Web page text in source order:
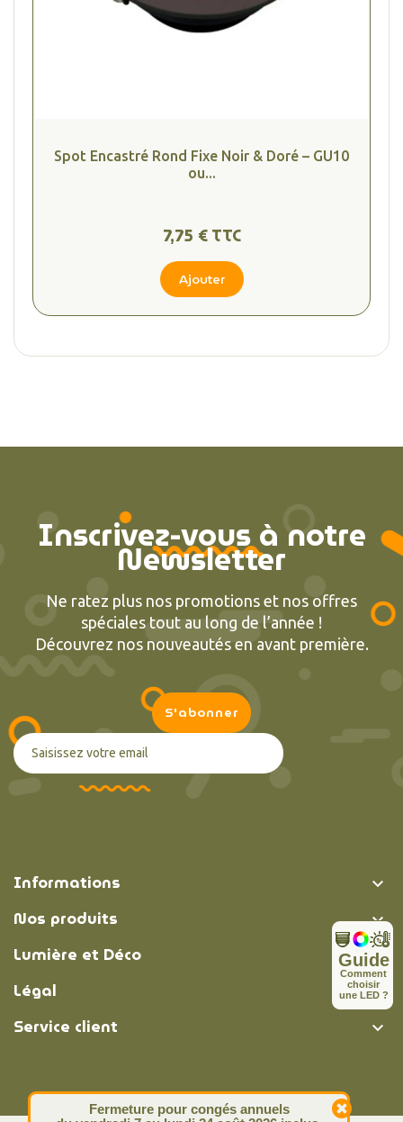
Spot Encastré Rond Fixe Noir & Doré – GU10
ou...
7,75 € TTC
Ajouter
Inscrivez-vous à notre
Newsletter
Ne ratez plus nos promotions et nos offres
spéciales tout au long de l’année !
Découvrez nos nouveautés en avant première.
Informations 
Nos produits 
Lumière et Déco 
Légal 
Service client 
Comment
choisir
une LED ?
Guide
Fermeture pour congés annuels